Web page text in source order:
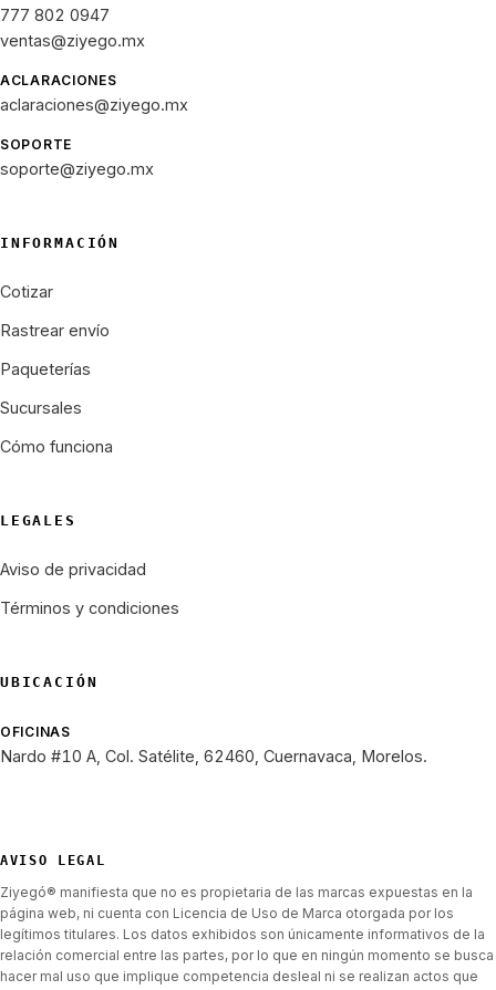
777 802 0947
ventas@ziyego.mx
ACLARACIONES
aclaraciones@ziyego.mx
SOPORTE
soporte@ziyego.mx
INFORMACIÓN
Cotizar
Rastrear envío
Paqueterías
Sucursales
Cómo funciona
LEGALES
Aviso de privacidad
Términos y condiciones
UBICACIÓN
OFICINAS
Nardo #10 A, Col. Satélite, 62460, Cuernavaca, Morelos.
AVISO LEGAL
Ziyegó® manifiesta que no es propietaria de las marcas expuestas en la
página web, ni cuenta con Licencia de Uso de Marca otorgada por los
legítimos titulares. Los datos exhibidos son únicamente informativos de la
relación comercial entre las partes, por lo que en ningún momento se busca
hacer mal uso que implique competencia desleal ni se realizan actos que